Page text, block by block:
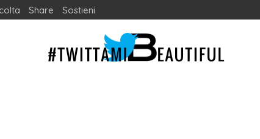
Share Sostieni